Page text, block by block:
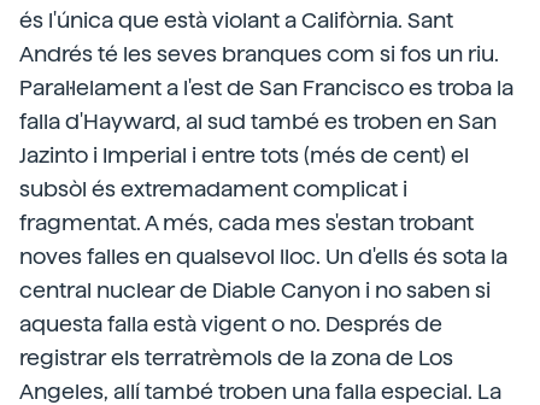
és l'única que està violant a Califòrnia. Sant
Andrés té les seves branques com si fos un riu.
Paral·lelament a l'est de San Francisco es troba la
falla d'Hayward, al sud també es troben en San
Jazinto i Imperial i entre tots (més de cent) el
subsòl és extremadament complicat i
fragmentat. A més, cada mes s'estan trobant
noves falles en qualsevol lloc. Un d'ells és sota la
central nuclear de Diable Canyon i no saben si
aquesta falla està vigent o no. Després de
registrar els terratrèmols de la zona de Los
Angeles, allí també troben una falla especial. La